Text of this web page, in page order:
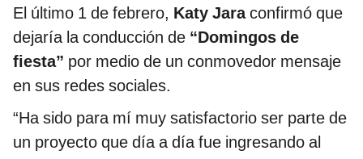
El último 1 de febrero, Katy Jaraconfirmó que
dejaría la conducción de “Domingos de
fiesta” por medio de un conmovedor mensaje
en sus redes sociales.
“Ha sido para mí muy satisfactorio ser parte de
un proyecto que día a día fue ingresando al